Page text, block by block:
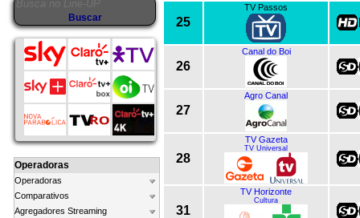
Operadoras
Operadoras
Comparativos
Agregadores Streaming
25
TV Passos
26
Canal do Boi
27
Agro Canal
28
TV Gazeta
TV Universal
31
TV Horizonte
Cultura